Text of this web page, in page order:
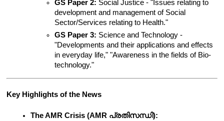
GS Paper 2: Social Justice - "Issues relating to
development and management of Social
Sector/Services relating to Health."
GS Paper 3: Science and Technology -
"Developments and their applications and effects
in everyday life," "Awareness in the fields of Bio-
technology."
Key Highlights of the News
The AMR Crisis (AMR പ്രതിസന്ധി):